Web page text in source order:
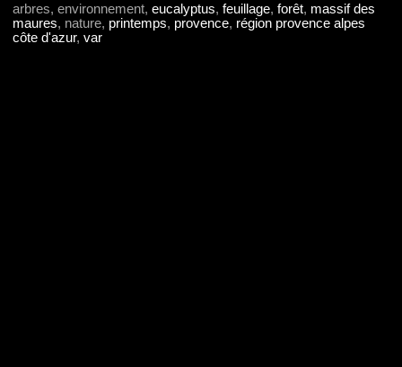
arbres, environnement, eucalyptus, feuillage, forêt, massif des
maures, nature, printemps, provence, région provence alpes
côte d'azur, var